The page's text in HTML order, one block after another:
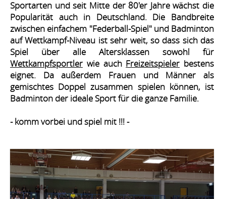
Sportarten und seit Mitte der 80'er Jahre wächst die
Popularität auch in Deutschland. Die Bandbreite
zwischen einfachem "Federball-Spiel" und Badminton
auf Wettkampf-Niveau ist sehr weit, so dass sich das
Spiel über alle Altersklassen sowohl für
Wettkampfsportler wie auch Freizeitspieler bestens
eignet. Da außerdem Frauen und Männer als
gemischtes Doppel zusammen spielen können, ist
Badminton der ideale Sport für die ganze Familie.
- komm vorbei und spiel mit !!! -